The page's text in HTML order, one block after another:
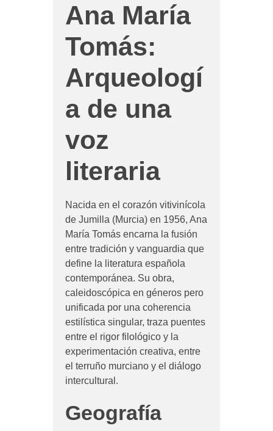
Ana María
Tomás:
Arqueologí
a de una
voz
literaria
Nacida en el corazón vitivinícola
de Jumilla (Murcia) en 1956, Ana
María Tomás encarna la fusión
entre tradición y vanguardia que
define la literatura española
contemporánea. Su obra,
caleidoscópica en géneros pero
unificada por una coherencia
estilística singular, traza puentes
entre el rigor filológico y la
experimentación creativa, entre
el terruño murciano y el diálogo
intercultural.
Geografía